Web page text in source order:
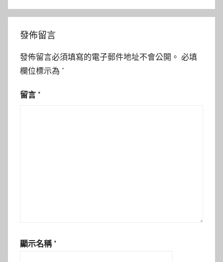
發佈留言
發佈留言必須填寫的電子郵件地址不會公開。 必填
欄位標示為 *
留言 *
顯示名稱 *